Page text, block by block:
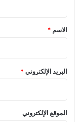
*
الاسم *
البريد الإلكتروني*
الموقع الإلكتروني